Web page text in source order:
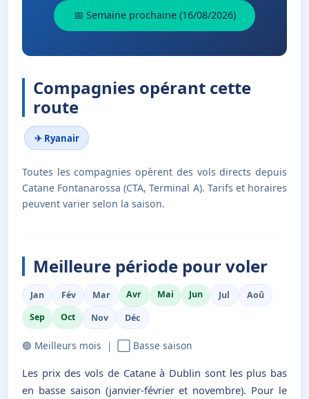
📅 Semaine prochaine (16/08/2026)
Compagnies opérant cette
route
✈ Ryanair
Toutes les compagnies opèrent des vols directs depuis
Catane Fontanarossa (CTA, Terminal A). Tarifs et horaires
peuvent varier selon la saison.
Meilleure période pour voler
Jan Fév Mar Avr Mai Jun Jul
Aoû
Sep
Oct Nov Déc
🟢 Meilleurs mois | ⬜ Basse saison
Les prix des vols de Catane à Dublin sont les plus bas
en basse saison (janvier-février et novembre). Pour le